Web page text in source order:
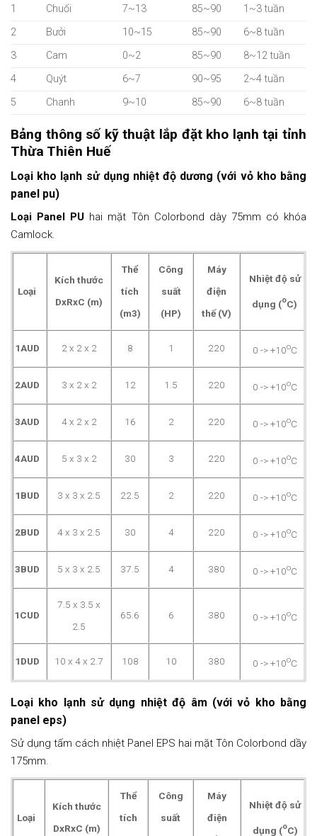
1
Chuối 7~13 85~90
1~3 tuần
2
Bưởi 10~15 85~90
6~8 tuần
3
Cam 0~2 85~90
8~12 tuần
4
Quýt 6~7 90~95
2~4 tuần
5
Chanh 9~10 85~90 6~8 tuần
Bảng thông số kỹ thuật lắp đặt kho lạnh tại tỉnh
Thừa Thiên Huế
Loại kho lạnh sử dụng nhiệt độ dương (với vỏ kho bằng
panel pu)
Loại Panel PU hai mặt Tôn Colorbond dày 75mm có khóa
Camlock.
Loại
Kích thước
DxRxC (m)
Thể
tích
(m3)
Công
suất
(HP)
Máy
điện
thế (V)
Nhiệt độ sử
dụng (oC)
1AUD 2 x 2 x 2 8 1 220 0 -> +10oC
2AUD 3 x 2 x 2 12 1.5 220 0 -> +10oC
3AUD 4 x 2 x 2 16 2 220 0 -> +10oC
4AUD 5 x 3 x 2 30 3 220 0 -> +10oC
1BUD 3 x 3 x 2.5 22.5 2 220 0 -> +10oC
2BUD 4 x 3 x 2.5 30 4 220 0 -> +10oC
3BUD 5 x 3 x 2.5 37.5 4 380 0 -> +10oC
1CUD
7.5 x 3.5 x
2.5
65.6 6 380 0 -> +10oC
1DUD 10 x 4 x 2.7 108 10 380 0 -> +10oC
Loại kho lạnh sử dụng nhiệt độ âm (với vỏ kho bằng
panel eps)
Sử dụng tấm cách nhiệt Panel EPS hai mặt Tôn Colorbond dầy
175mm.
Loại
Kích thước
DxRxC (m)
Thể
tích
Công
suất
Máy
điện
Nhiệt độ sử
dụng (oC)